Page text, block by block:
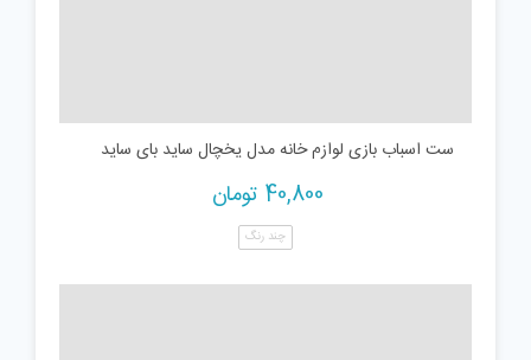
ست اسباب بازی لوازم خانه مدل یخچال ساید بای ساید
40,800 تومان
چند رنگ